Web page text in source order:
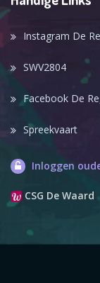
Instagram De
SWV2804
Facebook De
Spreekvaart
Inloggen
CSG De Waard